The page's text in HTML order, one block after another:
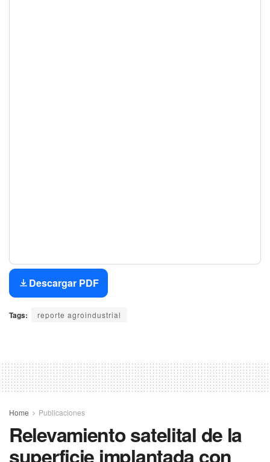
Descargar PDF
Tags: reporte agroindustrial
Home Publicaciones
Relevamiento satelital de la
superficie implantada con